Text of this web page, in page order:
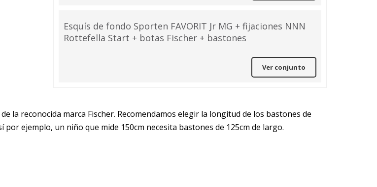
Esquís de fondo Sporten FAVORIT Jr MG + fijaciones NNN
Rottefella Start + botas Fischer + bastones
Ver conjunto
la reconocida marca Fischer. Recomendamos elegir la longitud de los bastones de
ejemplo, un niño que mide 150cm necesita bastones de 125cm de largo.